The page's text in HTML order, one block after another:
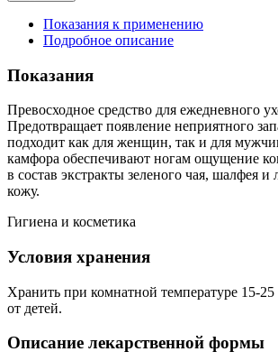
Показания к применению
Подробное описание
Показания
Превосходное средство для ежедневного
Предотвращает появление неприятного
подходит как для женщин, так и для
камфора обеспечивают ногам ощущение
в состав экстракты зеленого чая, шалфея
кожу.
Гигиена и косметика
Условия хранения
Хранить при комнатной температуре 15-25
от детей.
Описание лекарственной формы